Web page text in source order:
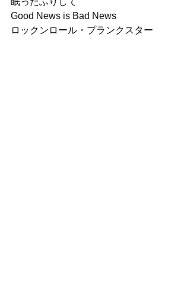
Good News is Bad News
ロックンロール・プランクスター